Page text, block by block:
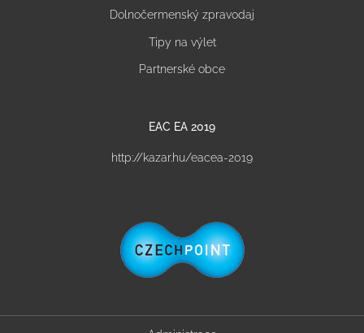
Dolnočermenský zpravodaj
Tipy na výlet
Partnerské obce
EAC EA 2019
http://kazar.hu/eacea-2019